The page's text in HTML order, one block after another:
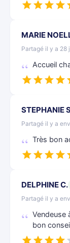
MARIE
Partagé il y a 28
Accueil
STEPHANIE
Partagé il y a
Très bon
DELPHINE C.
Partagé il y a
Vendeuse
bon